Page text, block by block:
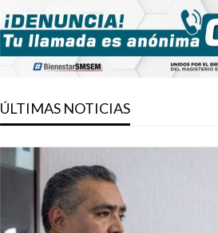
ÚLTIMAS NOTICIAS